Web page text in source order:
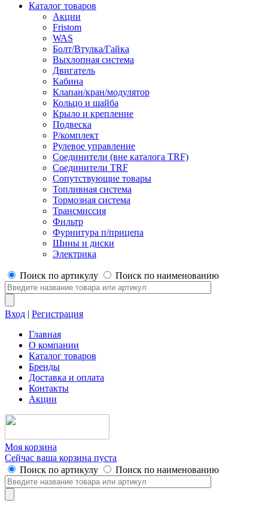
Каталог товаров
Акции
Fristom
WAS
Болт/Втулка/Гайка
Выхлопная система
Двигатель
Кабина
Клапан/кран/модулятор
Кольцо и шайба
Крыло и крепление
Подвеска
Р/комплект
Рулевое управление
Соединители (вне каталога TRF)
Соединители TRF
Сопутствующие товары
Топливная система
Тормозная система
Трансмиссия
Фильтр
Фурнитура п/прицепа
Шины и диски
Электрика
Поиск по артикулу Поиск по наименованию
Вход | Регистрация
Главная
О компании
Каталог товаров
Бренды
Доставка и оплата
Контакты
Акции
Моя корзина
Сейчас ваша корзина пуста
Поиск по артикулу
Поиск по наименованию